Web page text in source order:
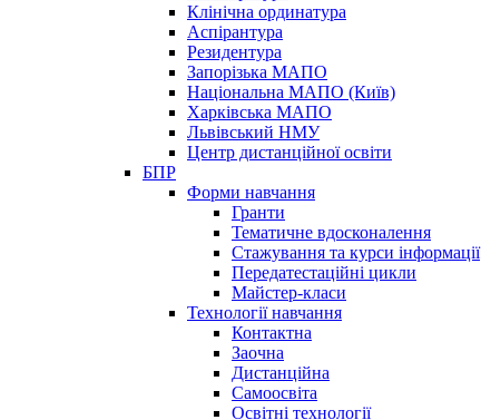
Клінічна ординатура
Аспірантура
Резидентура
Запорізька МАПО
Національна МАПО (Київ)
Харківська МАПО
Львівський НМУ
Центр дистанційної освіти
БПР
Форми навчання
Гранти
Тематичне вдосконалення
Стажування та курси інформації
Передатестаційні цикли
Майстер-класи
Технології навчання
Контактна
Заочна
Дистанційна
Самоосвіта
Освітні технології